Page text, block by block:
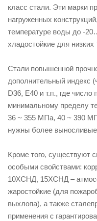
класс стали. Эти марки
нагруженных
температуре воды до -
хладостойкие для низких
Стали повышенной
дополнительный индекс
D36, E40 и т.п., где число
минимальному пределу
36 ~ 355 МПа, 40 ~ 390
нужны более выносливые
Кроме того, существуют
особыми свойствами:
10ХСНД, 15ХСНД –
жаростойкие (для
выхлопа), а также
применения с